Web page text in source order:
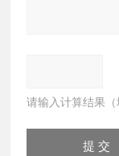
请输入计算结果